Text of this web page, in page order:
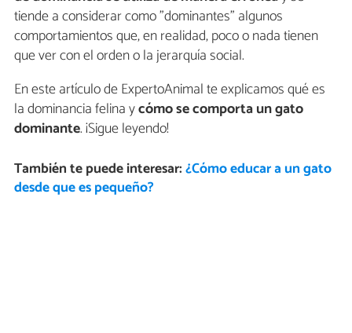
tiende a considerar como "dominantes" algunos
comportamientos que, en realidad, poco o nada tienen
que ver con el orden o la jerarquía social.
En este artículo de ExpertoAnimal te explicamos qué es
la dominancia felina ycómo se comporta un gato
dominante. ¡Sigue leyendo!
También te puede interesar:¿Cómo educar a un gato
desde que es pequeño?